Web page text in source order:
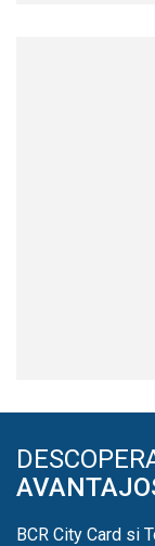
BCR City Card si